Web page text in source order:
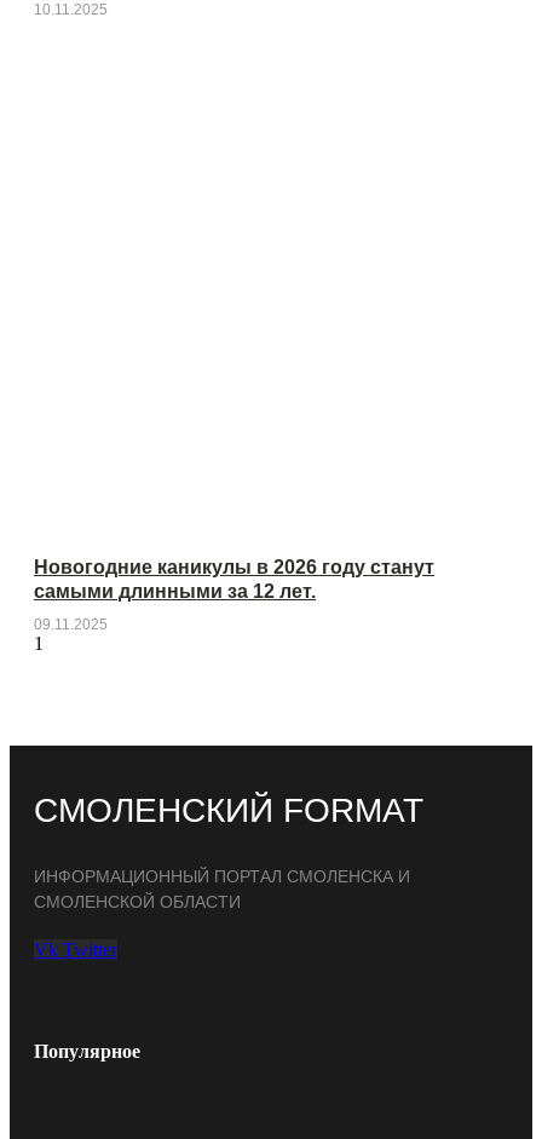
10.11.2025
Новогодние каникулы в 2026 году станут
самыми длинными за 12 лет.
09.11.2025
СМОЛЕНСКИЙ FORMAT
ИНФОРМАЦИОННЫЙ ПОРТАЛ СМОЛЕНСКА И
СМОЛЕНСКОЙ ОБЛАСТИ
Vk Twitter
Популярное